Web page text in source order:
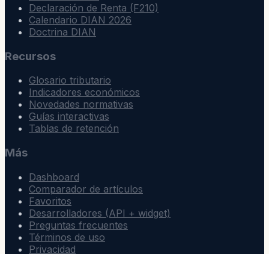
Declaración de Renta (F210)
Calendario DIAN 2026
Doctrina DIAN
Recursos
Glosario tributario
Indicadores económicos
Novedades normativas
Guías interactivas
Tablas de retención
Más
Dashboard
Comparador de artículos
Favoritos
Desarrolladores (API + widget)
Preguntas frecuentes
Términos de uso
Privacidad